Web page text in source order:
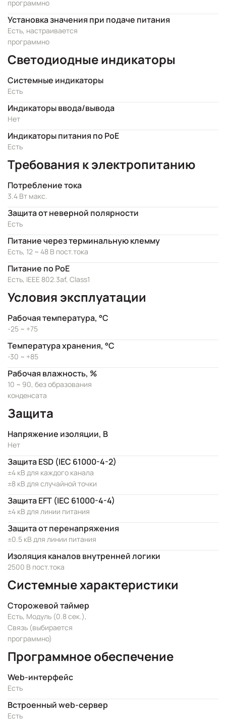
программно
Установка значения при подаче питания
Есть, настраивается
программно
Светодиодные индикаторы
Системные индикаторы
Есть
Индикаторы ввода/вывода
Нет
Индикаторы питания по PoE
Есть
Требования к электропитанию
Потребление тока
3.4 Вт макс.
Защита от неверной полярности
Есть
Питание через терминальную клемму
Есть, 12 ~ 48 В пост.тока
Питание по PoE
Есть, IEEE 802.3af, Class1
Условия эксплуатации
Рабочая температура, °C
-25 ~ +75
Температура хранения, °C
-30 ~ +85
Рабочая влажность, %
10 ~ 90, без образования
конденсата
Защита
Напряжение изоляции, В
Нет
Защита ESD (IEC 61000-4-2)
±4 кВ для каждого канала
±8 кВ для случайной точки
Защита EFT (IEC 61000-4-4)
±4 кВ для линии питания
Защита от перенапряжения
±0.5 кВ для линии питания
Изоляция каналов внутренней логики
2500 В пост.тока
Системные характеристики
Сторожевой таймер
Есть, Модуль (0.8 сек.),
Связь (выбирается
программно)
Программное обеспечение
Web-интерфейс
Есть
Встроенный web-сервер
Есть